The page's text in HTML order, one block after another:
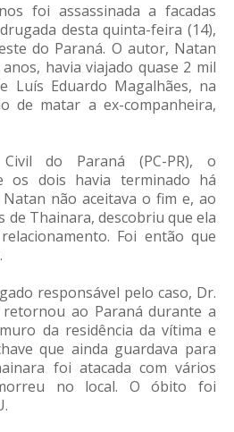
foi assassinada a facadas
desta quinta-feira (14),
do Paraná. O autor, Natan
havia viajado quase 2 mil
Luís Eduardo Magalhães, na
de matar a ex-companheira,
do Paraná (PC-PR), o
os dois havia terminado há
Natan não aceitava o fim e, ao
de Thainara, descobriu que ela
Foi então que
responsável pelo caso, Dr.
retornou ao Paraná durante a
da residência da vítima e
que ainda guardava para
foi atacada com vários
no local. O óbito foi